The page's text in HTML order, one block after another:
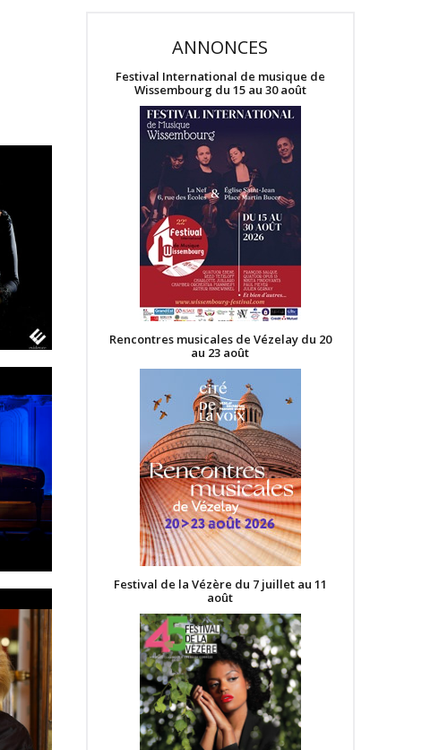
ANNONCES
Festival International de musique de
Wissembourg du 15 au 30 août
Rencontres musicales de Vézelay du 20
au 23 août
Festival de la Vézère du 7 juillet au 11
août